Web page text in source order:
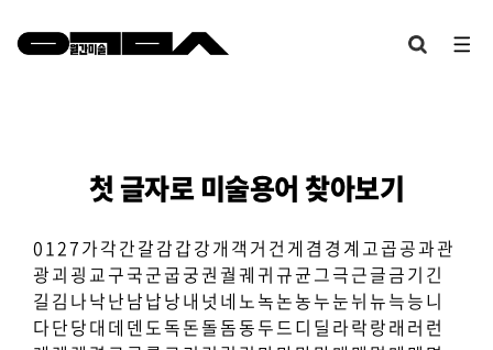
첫 글자로 미술용어 찾아보기
0 1 27가각간갈감갑강개 객 거 건 게 겸 경 계 고곱공과관
광괴 굉 교구국군굽궁권 궐궤귀규균그극근글금기 긴
길 김 나낙난남납낭내 넛 네 노녹논농누눈뉘뉴늑능니
다단당대 데 덴 도독돈돌돔동두드디 딜 라락랑래 러 런